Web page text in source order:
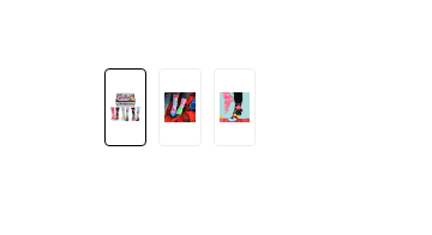
Salta la galleria di immagini